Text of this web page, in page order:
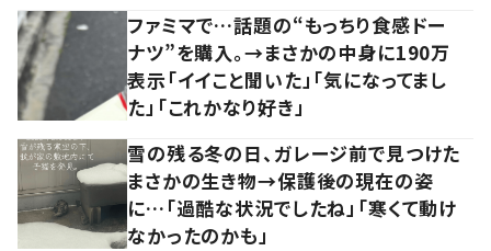
ファミマで…話題の“もっちり食感ドー
ナツ”を購入。→まさかの中身に190万
表示「イイこと聞いた」「気になってまし
た」「これかなり好き」
雪の残る冬の日、ガレージ前で見つけた
まさかの生き物→保護後の現在の姿
に…「過酷な状況でしたね」「寒くて動け
なかったのかも」